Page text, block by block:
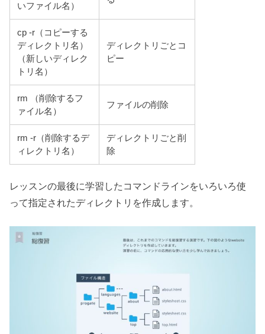
いファイル名）
cp -r（コピーする
ディレクトリ名）
（新しいディレク
トリ名）
ディレクトリごとコ
ピー
rm （削除するフ
ァイル名）
ファイルの削除
rm -r（削除するデ
ィレクトリ名）
ディレクトリごと削
除
レッスンの最後に学習したコマンドラインをいろいろ使
って指定されたディレクトリを作成します。